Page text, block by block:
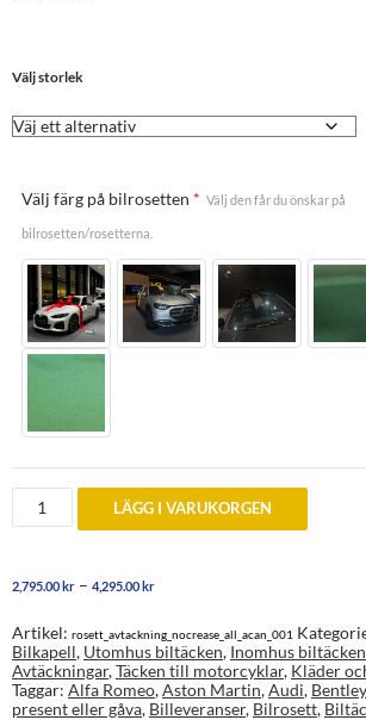
Välj storlek
Välj färg på bilrosetten * Välj den får du önskar på
bilrosetten/rosetterna.
Exklusiv
bilrosett
tillverkad
mängd
LÄGG I VARUKORGEN
2,795.00kr – 4,295.00krPrisintervall:
4,295.00 kr
Artikel: rosett_avtackning_nocrease_all_acan_001
Bilkapell, Utomhus biltäcken, Inomhus biltäcken
Avtäckningar,Täcken till motorcyklar, Kläder
Taggar: Alfa Romeo,Aston Martin,Audi, Bentley
present eller gåva, Billeveranser, Bilrosett,